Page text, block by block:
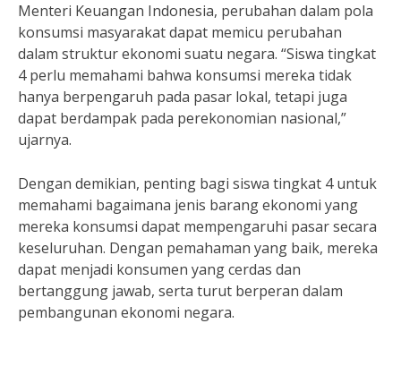
Menteri Keuangan Indonesia, perubahan dalam pola
konsumsi masyarakat dapat memicu perubahan
dalam struktur ekonomi suatu negara. “Siswa tingkat
4 perlu memahami bahwa konsumsi mereka tidak
hanya berpengaruh pada pasar lokal, tetapi juga
dapat berdampak pada perekonomian nasional,”
ujarnya.
Dengan demikian, penting bagi siswa tingkat 4 untuk
memahami bagaimana jenis barang ekonomi yang
mereka konsumsi dapat mempengaruhi pasar secara
keseluruhan. Dengan pemahaman yang baik, mereka
dapat menjadi konsumen yang cerdas dan
bertanggung jawab, serta turut berperan dalam
pembangunan ekonomi negara.